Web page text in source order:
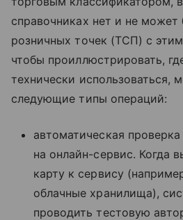
справочниках нет и не
розничных точек (ТСП) с
чтобы проиллюстрировать,
технически использоваться,
следующие типы операций:
автоматическая
на онлайн-сервис. Когда
карту к сервису
облачные хранилища),
проводить тестовую